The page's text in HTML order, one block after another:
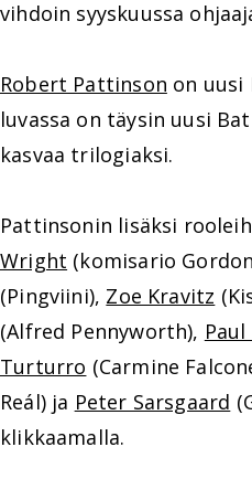
vihdoin syyskuussa
Robert Pattinson on uusi
luvassa on täysin uusi
kasvaa trilogiaksi.
Pattinsonin lisäksi
Wright (komisario
(Pingviini), Zoe Kravitz
(Alfred Pennyworth),
Turturro (Carmine
Reál) ja Peter Sarsgaard
klikkaamalla.